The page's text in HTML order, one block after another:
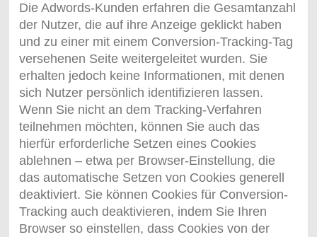
Die Adwords-Kunden erfahren die Gesamtanzahl
der Nutzer, die auf ihre Anzeige geklickt haben
und zu einer mit einem Conversion-Tracking-Tag
versehenen Seite weitergeleitet wurden. Sie
erhalten jedoch keine Informationen, mit denen
sich Nutzer persönlich identifizieren lassen.
Wenn Sie nicht an dem Tracking-Verfahren
teilnehmen möchten, können Sie auch das
hierfür erforderliche Setzen eines Cookies
ablehnen – etwa per Browser-Einstellung, die
das automatische Setzen von Cookies generell
deaktiviert. Sie können Cookies für Conversion-
Tracking auch deaktivieren, indem Sie Ihren
Browser so einstellen, dass Cookies von der